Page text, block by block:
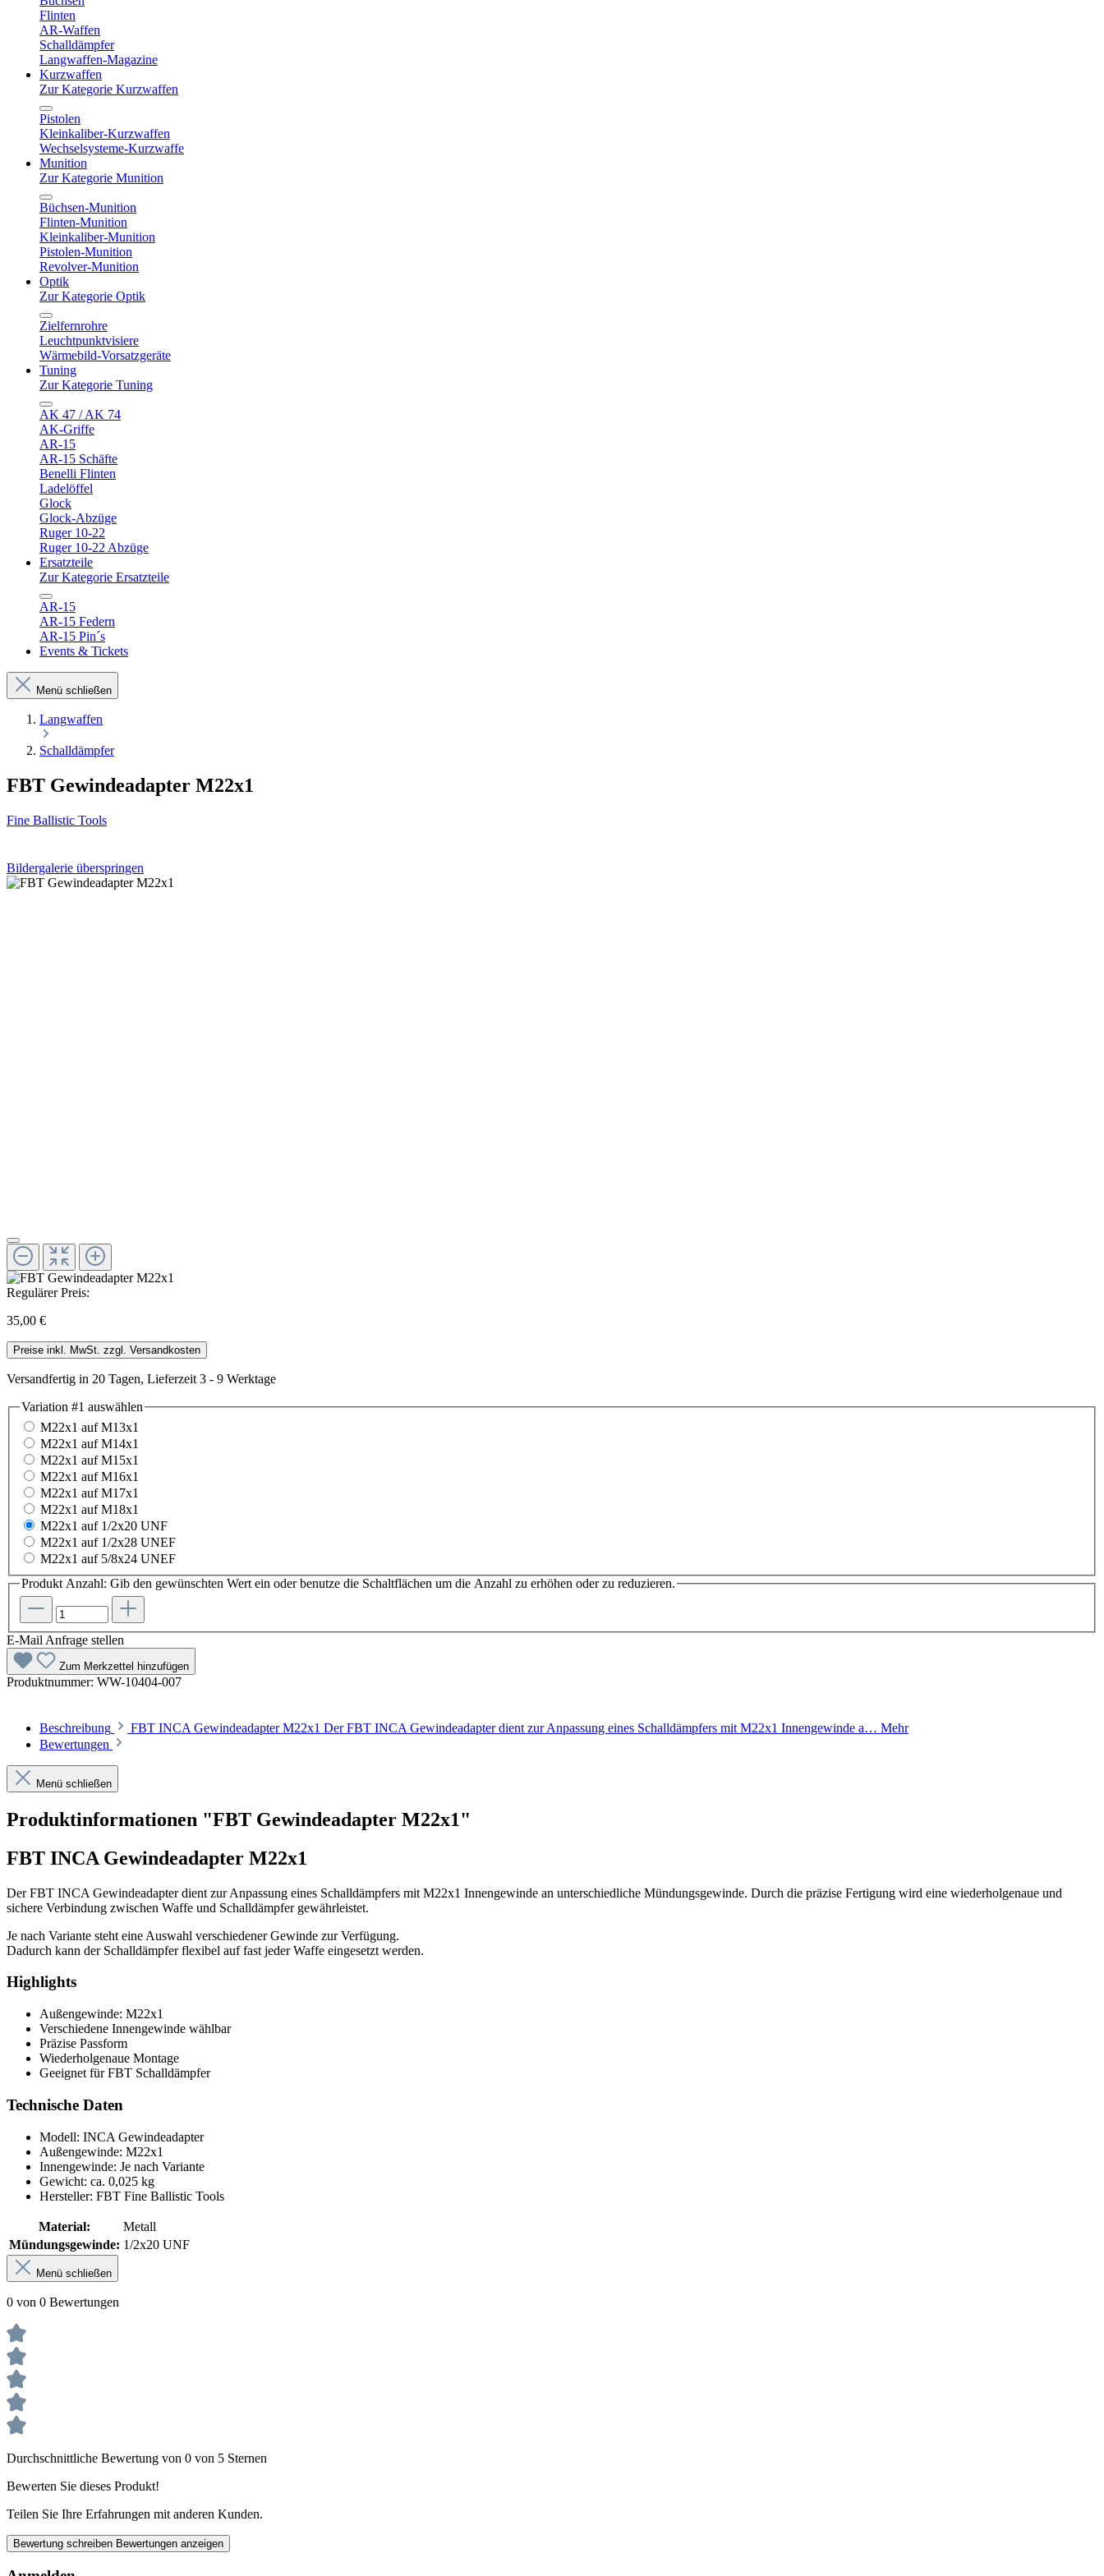
Flinten
AR-Waffen
Schalldämpfer
Langwaffen-Magazine
Kurzwaffen
Zur Kategorie Kurzwaffen
Pistolen
Kleinkaliber-Kurzwaffen
Wechselsysteme-Kurzwaffe
Munition
Zur Kategorie Munition
Büchsen-Munition
Flinten-Munition
Kleinkaliber-Munition
Pistolen-Munition
Revolver-Munition
Optik
Zur Kategorie Optik
Zielfernrohre
Leuchtpunktvisiere
Wärmebild-Vorsatzgeräte
Tuning
Zur Kategorie Tuning
AK 47 / AK 74
AK-Griffe
AR-15
AR-15 Schäfte
Benelli Flinten
Ladelöffel
Glock
Glock-Abzüge
Ruger 10-22
Ruger 10-22 Abzüge
Ersatzteile
Zur Kategorie Ersatzteile
AR-15
AR-15 Federn
AR-15 Pin´s
Events & Tickets
Menü schließen
Langwaffen
Schalldämpfer
FBT Gewindeadapter M22x1
Fine Ballistic Tools
Bildergalerie überspringen
Regulärer Preis:
35,00 €
Preise inkl. MwSt. zzgl. Versandkosten
Versandfertig in 20 Tagen, Lieferzeit 3 - 9 Werktage
Variation #1 auswählen
M22x1 auf M13x1
M22x1 auf M14x1
M22x1 auf M15x1
M22x1 auf M16x1
M22x1 auf M17x1
M22x1 auf M18x1
M22x1 auf 1/2x20 UNF
M22x1 auf 1/2x28 UNEF
M22x1 auf 5/8x24 UNEF
Produkt Anzahl: Gib den gewünschten Wert ein oder benutze die Schaltflächen um die Anzahl zu erhöhen oder zu reduzieren.
E-Mail Anfrage stellen
Zum Merkzettel hinzufügen
Produktnummer: WW-10404-007
Beschreibung FBT INCA Gewindeadapter M22x1 Der FBT INCA Gewindeadapter dient zur Anpassung eines Schalldämpfers mit M22x1 Innengewinde a… Mehr
Bewertungen
Menü schließen
Produktinformationen "FBT Gewindeadapter M22x1"
FBT INCA Gewindeadapter M22x1
Der FBT INCA Gewindeadapter dient zur Anpassung eines Schalldämpfers mit M22x1 Innengewinde an unterschiedliche Mündungsgewinde. Durch die präzise Fertigung wird eine wiederholgenaue und
sichere Verbindung zwischen Waffe und Schalldämpfer gewährleistet.
Je nach Variante steht eine Auswahl verschiedener Gewinde zur Verfügung.
Dadurch kann der Schalldämpfer flexibel auf fast jeder Waffe eingesetzt werden.
Highlights
Außengewinde: M22x1
Verschiedene Innengewinde wählbar
Präzise Passform
Wiederholgenaue Montage
Geeignet für FBT Schalldämpfer
Technische Daten
Modell: INCA Gewindeadapter
Außengewinde: M22x1
Innengewinde: Je nach Variante
Gewicht: ca. 0,025 kg
Hersteller: FBT Fine Ballistic Tools
Material:
Metall
Mündungsgewinde: 1/2x20 UNF
Menü schließen
0 von 0 Bewertungen
Durchschnittliche Bewertung von 0 von 5 Sternen
Bewerten Sie dieses Produkt!
Teilen Sie Ihre Erfahrungen mit anderen Kunden.
Bewertung schreiben Bewertungen anzeigen